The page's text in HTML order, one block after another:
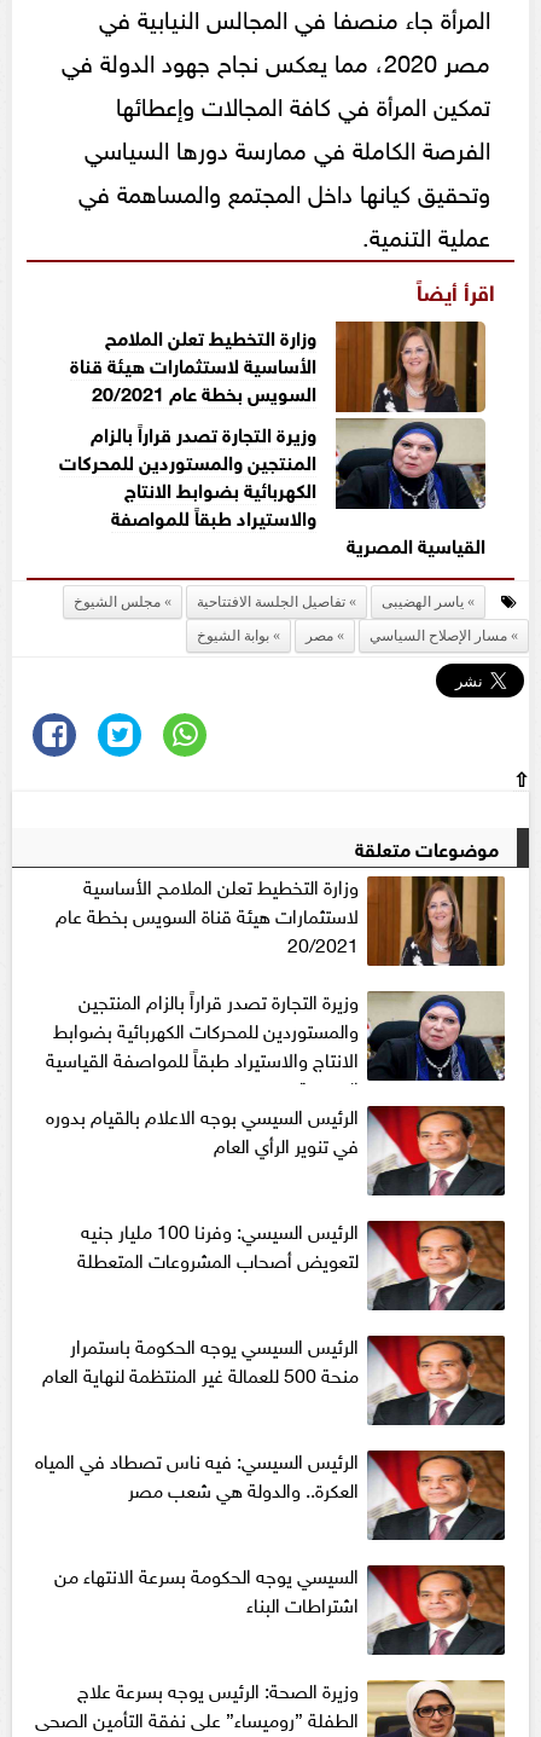
المرأة جاء منصفا في المجالس النيابية في
مصر 2020، مما يعكس نجاح جهود الدولة في
تمكين المرأة في كافة المجالات وإعطائها
الفرصة الكاملة في ممارسة دورها السياسي
وتحقيق كيانها داخل المجتمع والمساهمة في
عملية التنمية.
اقرأ أيضاً
وزارة التخطيط تعلن الملامح
الأساسية لاستثمارات هيئة قناة
السويس بخطة عام 20/2021
وزيرة التجارة تصدر قراراً بالزام
المنتجين والمستوردين للمحركات
الكهربائية بضوابط الانتاج
والاستيراد طبقاً للمواصفة
القياسية المصرية
ياسر الهضيبى تفاصيل الجلسة الافتتاحية
مجلس الشيوخ
مسار الإصلاح السياسي
مصر بوابة الشيوخ
⇧
موضوعات متعلقة
وزارة التخطيط تعلن الملامح الأساسية
لاستثمارات هيئة قناة السويس بخطة عام
20/2021
وزيرة التجارة تصدر قراراً بالزام المنتجين
والمستوردين للمحركات الكهربائية بضوابط
الانتاج والاستيراد طبقاً للمواصفة القياسية
المصرية
الرئيس السيسي بوجه الاعلام بالقيام بدوره
في تنوير الرأي العام
الرئيس السيسي: وفرنا 100 مليار جنيه
لتعويض أصحاب المشروعات المتعطلة
الرئيس السيسي يوجه الحكومة باستمرار
منحة 500 للعمالة غير المنتظمة لنهاية العام
الرئيس السيسي: فيه ناس تصطاد في المياه
العكرة.. والدولة هي شعب مصر
السيسي يوجه الحكومة بسرعة الانتهاء من
اشتراطات البناء
وزيرة الصحة: الرئيس يوجه بسرعة علاج
الطفلة ”روميساء” على نفقة التأمين الصحى